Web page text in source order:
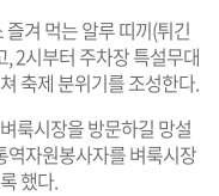
겨 먹는 알루 띠끼(튀긴
2시부터 주차장 특설무대
축제 분위기를 조성한다.
룩시장을 방문하길 망설
역자원봉사자를 벼룩시장
했다.